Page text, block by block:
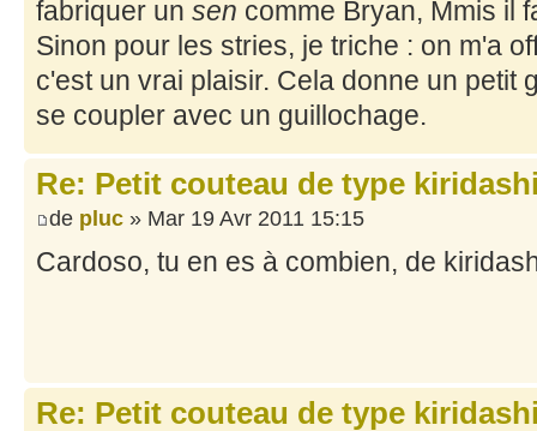
fabriquer un sen comme Bryan, Mmis il
Sinon pour les stries, je triche : on m'a
c'est un vrai plaisir. Cela donne un petit
se coupler avec un guillochage.
Re: Petit couteau de type
de pluc » Mar 19 Avr 2011 15:15
Cardoso, tu en es à combien, de
Re: Petit couteau de type